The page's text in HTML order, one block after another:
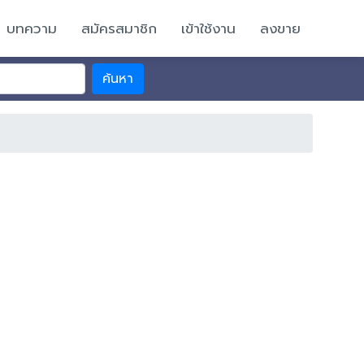
บทความ สมัครสมาชิก เข้าใช้งาน ลงขาย
ค้นหา